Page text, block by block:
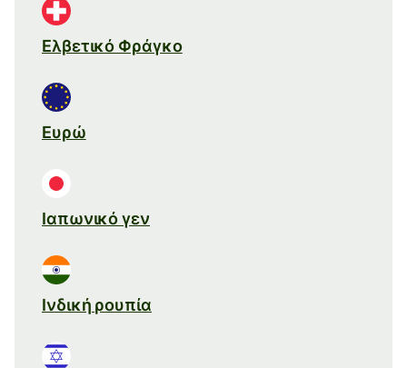
Ελβετικό Φράγκο
Ευρώ
Ιαπωνικό γεν
Ινδική ρουπία